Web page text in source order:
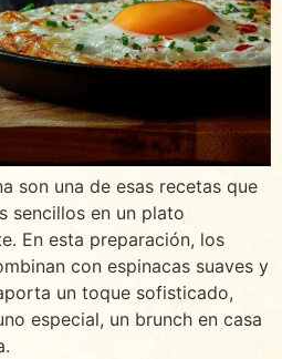
son una de esas recetas que
sencillos en un plato
En esta preparación, los
con espinacas suaves y
un toque sofisticado,
especial, un brunch en casa